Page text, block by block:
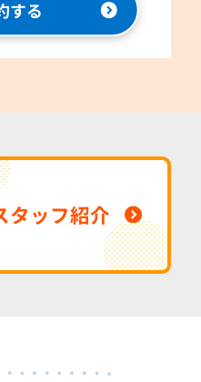
する
タッフ紹介